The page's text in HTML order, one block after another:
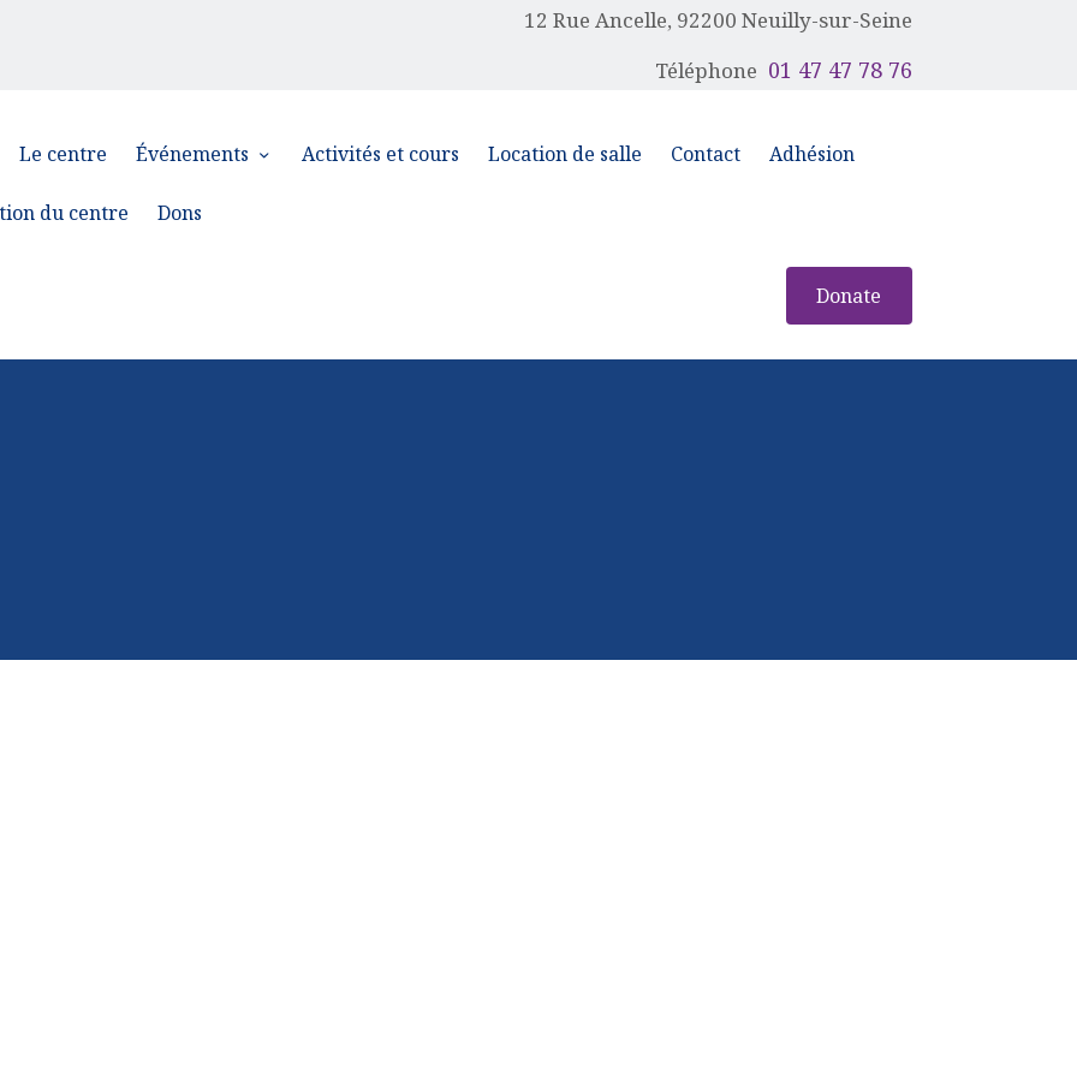
12 Rue Ancelle, 92200 Neuilly-sur-Seine
Téléphone 01 47 47 78 76
Le centre Événements Activités et cours Location de salle Contact Adhésion
du centre Dons
Donate